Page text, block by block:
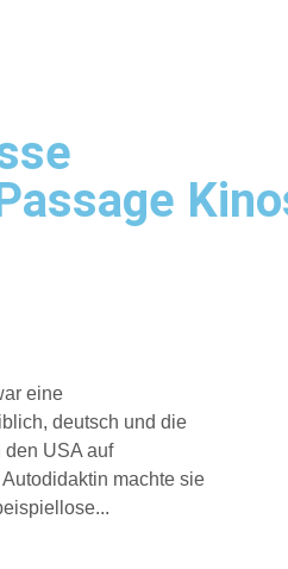
eine
deutsch und die
USA auf
machte sie